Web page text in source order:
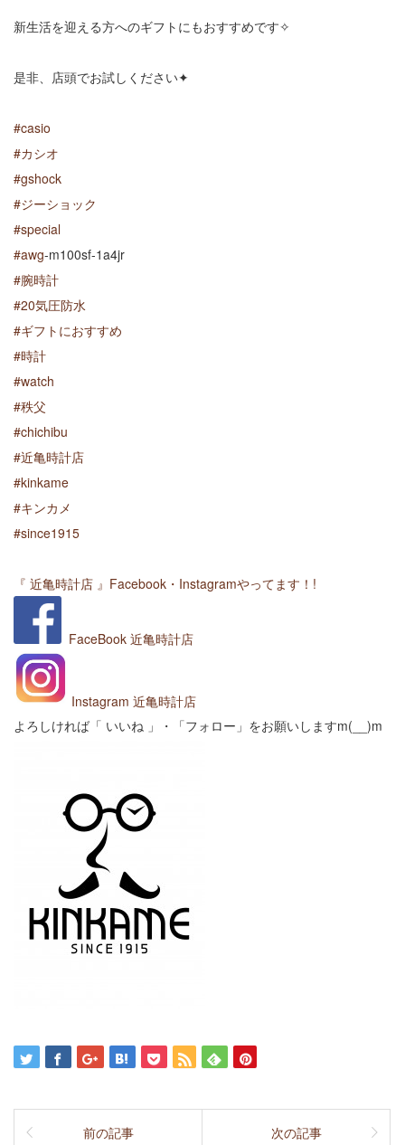
新生活を迎える方へのギフトにもおすすめです✧
是非、店頭でお試しください✦
#casio
#カシオ
#gshock
#ジーショック
#special
#awg-m100sf-1a4jr
#腕時計
#20気圧防水
#ギフトにおすすめ
#時計
#watch
#秩父
#chichibu
#近亀時計店
#kinkame
#キンカメ
#since1915
『 近亀時計店 』Facebook・Instagramやってます！!
FaceBook 近亀時計店
Instagram 近亀時計店
よろしければ「 いいね 」・「フォロー」をお願いしますm(__)m
前の記事 次の記事